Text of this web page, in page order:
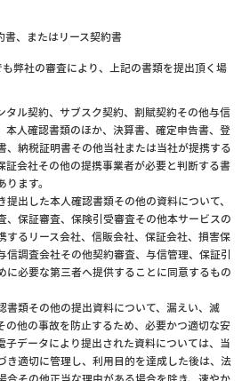
書、またはリース契約書
弊社の審査により、上記の書類を提出頂く場
タル契約、サブスク契約、割賦契約その他与信
本人確認書類のほか、決算書、確定申告書、登
、納税証明書その他当社または当社が提携する
証会社その他の提携事業者が必要と判断する書
ます。
出した本人確認書類その他の資料について、
、保証審査、保険引受審査その他本サービスの
するリース会社、信販会社、保証会社、損害保
信調査会社その他契約審査、与信管理、保証引
に必要な第三者へ提供することに同意するもの
書類その他の提出資料について、漏えい、滅
の他の事故を防止するため、必要かつ適切な安
子データにより提出された資料については、当
き適切に管理し、利用目的を達成した後は、法
合その他正当な理由がある場合を除き、速やか